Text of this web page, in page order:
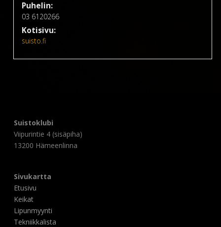
Puhelin:
03 6120266
Kotisivu:
suisto.fi
Suistoklubi
Viipurintie 4 (sisäpiha)
13200 Hämeenlinna
Sivukartta
Etusivu
Keikat
Lipunmyynti
Tekniikkalista